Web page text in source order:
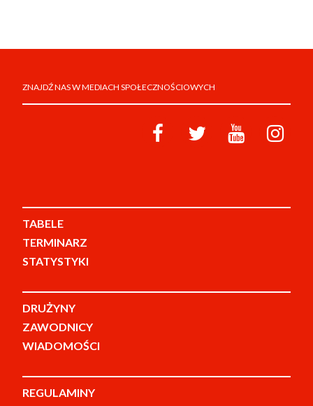
ZNAJDŹ NAS W MEDIACH SPOŁECZNOŚCIOWYCH
TABELE
TERMINARZ
STATYSTYKI
DRUŻYNY
ZAWODNICY
WIADOMOŚCI
REGULAMINY